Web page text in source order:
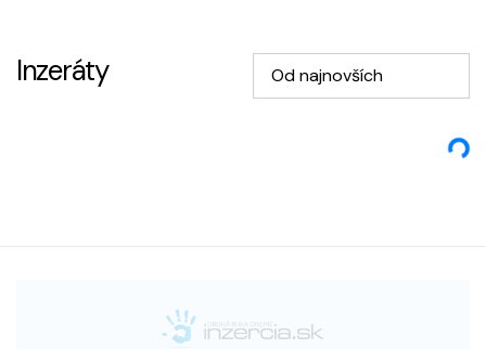
Inzeráty Od najnovších
Loading...